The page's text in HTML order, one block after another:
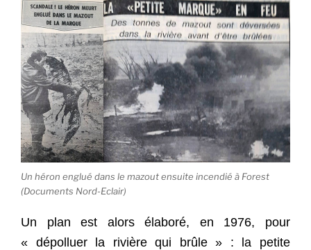
Un héron englué dans le mazout ensuite incendié à Forest
(Documents Nord-Eclair)
Un plan est alors élaboré, en 1976, pour
« dépolluer la rivière qui brûle » : la petite